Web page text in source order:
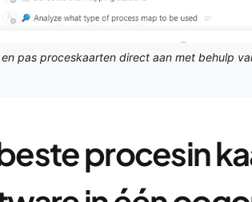
pas proceskaarten direct aan met behulp
procesin